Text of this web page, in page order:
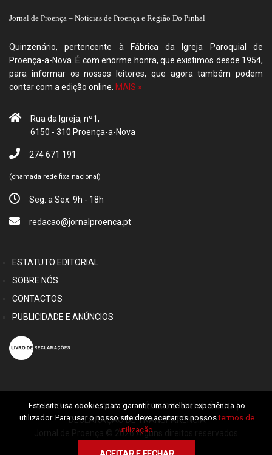
Jornal de Proença – Noticias de Proença e Região Do Pinhal
Quinzenário, pertencente à Fábrica da Igreja Paroquial de
Proença-a-Nova. É com enorme honra, que existimos desde 1954,
para informar os nossos leitores, que agora também podem
contar com a edição online. MAIS »
Rua da Igreja, nº1,
6150 - 310 Proença-a-Nova
274 671 191
(chamada rede fixa nacional)
Seg. a Sex. 9h - 18h
redacao@jornalproenca.pt
ESTATUTO EDITORIAL
SOBRE NÓS
CONTACTOS
PUBLICIDADE E ANÚNCIOS
TERMOS E PRIVACIDADE|CÓDIGO DEONTOLÓGICO|
DECLARAÇÃO DE TRANSPARÊNCIA
Jornal de Proença © 2026 Alguns direitos reservados
Este site usa cookies para garantir uma melhor experiência ao
utilizador. Para usar o nosso site deve aceitar os nossostermos de
utilização.